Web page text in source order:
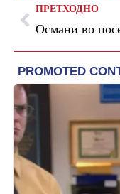
ПРЕТХОДНО